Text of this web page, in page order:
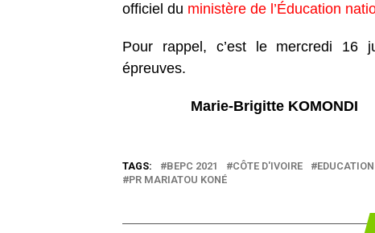
officiel du ministère de l’Éducation
Pour rappel, c’est le mercredi 16
épreuves.
Marie-Brigitte KOMONDI
TAGS: BEPC 2021 CÔTE D'IVOIRE
PR MARIATOU KONÉ